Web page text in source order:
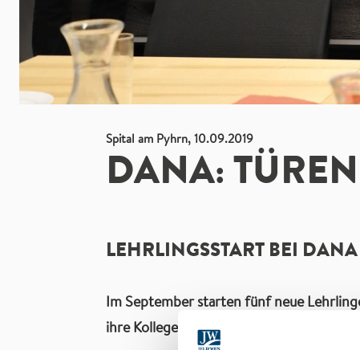
Spital am Pyhrn, 10.09.2019
DANA:
LEHRLINGSSTART BEI
Im September starten fünf neue
ihre Kollegen und das DANA Türenwerk